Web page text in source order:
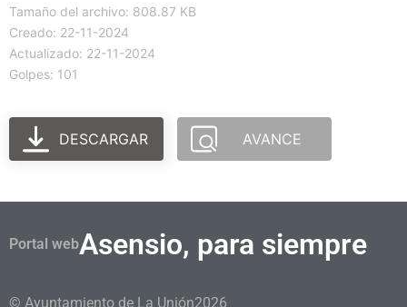
Tamaño del archivo: 808.87 KB
Creado: 22-11-2024
Actualizado: 22-11-2024
Golpes: 101
DESCARGAR AVANCE
Portal webAsensio, para siempre
© Ayuntamiento de La Unión2026